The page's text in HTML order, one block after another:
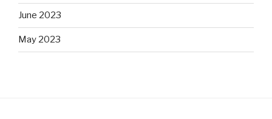
June 2023
May 2023